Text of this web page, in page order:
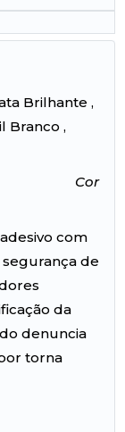
Brilhante ,
Branco ,
Cor
com
de
da
denuncia
torna